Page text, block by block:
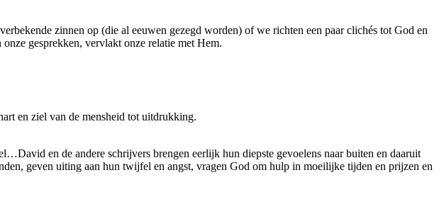
zinnen op (die al eeuwen gezegd worden) of we richten een paar clichés tot God en
gesprekken, vervlakt onze relatie met Hem.
en ziel van de mensheid tot uitdrukking.
en de andere schrijvers brengen eerlijk hun diepste gevoelens naar buiten en daaruit
geven uiting aan hun twijfel en angst, vragen God om hulp in moeilijke tijden en prijzen en